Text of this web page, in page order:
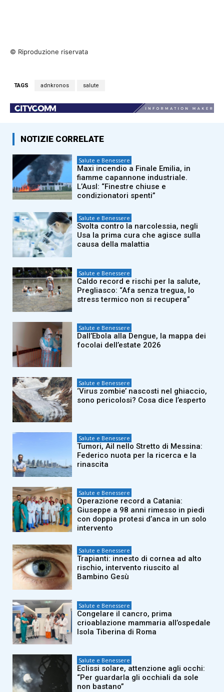
© Riproduzione riservata
TAGS adnkronos salute
NOTIZIE CORRELATE
Salute e Benessere
Maxi incendio a Finale Emilia, in
fiamme capannone industriale.
L’Ausl: “Finestre chiuse e
condizionatori spenti”
Salute e Benessere
Svolta contro la narcolessia, negli
Usa la prima cura che agisce sulla
causa della malattia
Salute e Benessere
Caldo record e rischi per la salute,
Pregliasco: “Afa senza tregua, lo
stress termico non si recupera”
Salute e Benessere
Dall’Ebola alla Dengue, la mappa dei
focolai dell’estate 2026
Salute e Benessere
‘Virus zombie’ nascosti nel ghiaccio,
sono pericolosi? Cosa dice l’esperto
Salute e Benessere
Tumori, Ail nello Stretto di Messina:
Federico nuota per la ricerca e la
rinascita
Salute e Benessere
Operazione record a Catania:
Giuseppe a 98 anni rimesso in piedi
con doppia protesi d’anca in un solo
intervento
Salute e Benessere
Trapianti: innesto di cornea ad alto
rischio, intervento riuscito al
Bambino Gesù
Salute e Benessere
Congelare il cancro, prima
crioablazione mammaria all’ospedale
Isola Tiberina di Roma
Salute e Benessere
Eclissi solare, attenzione agli occhi:
“Per guardarla gli occhiali da sole
non bastano”